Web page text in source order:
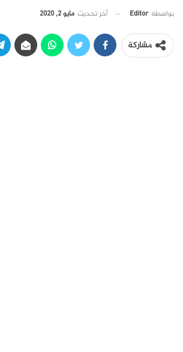
بواسطة Editor آخر تحديث مايو 2, 2020
مشاركة